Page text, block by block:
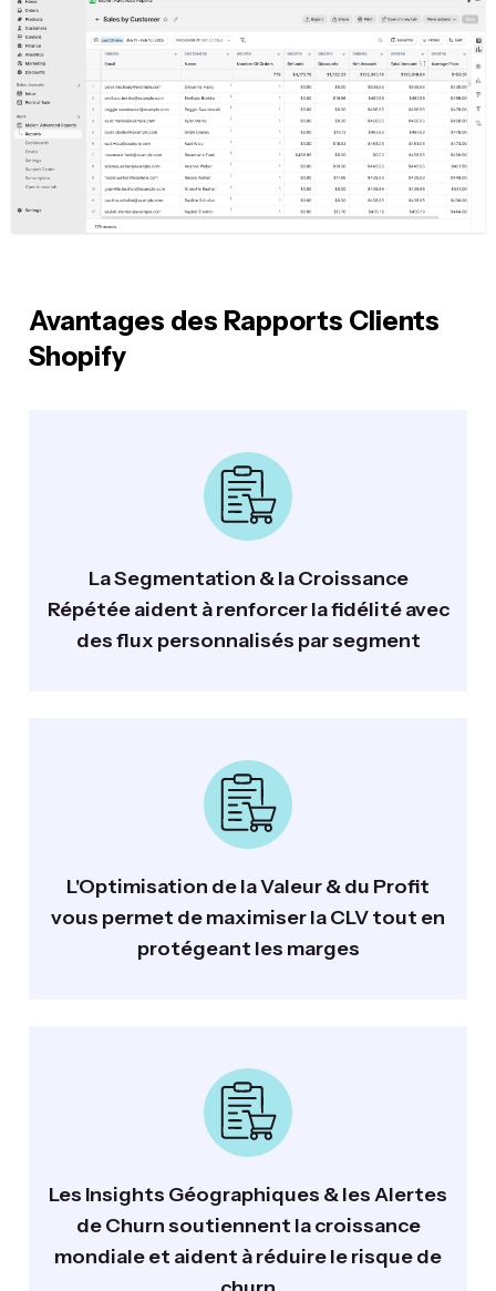
Avantages des Rapports Clients
Shopify
La Segmentation & la Croissance
Répétée aident à renforcer la fidélité avec
des flux personnalisés par segment
L'Optimisation de la Valeur & du Profit
vous permet de maximiser la CLV tout en
protégeant les marges
Les Insights Géographiques & les Alertes
de Churn soutiennent la croissance
mondiale et aident à réduire le risque de